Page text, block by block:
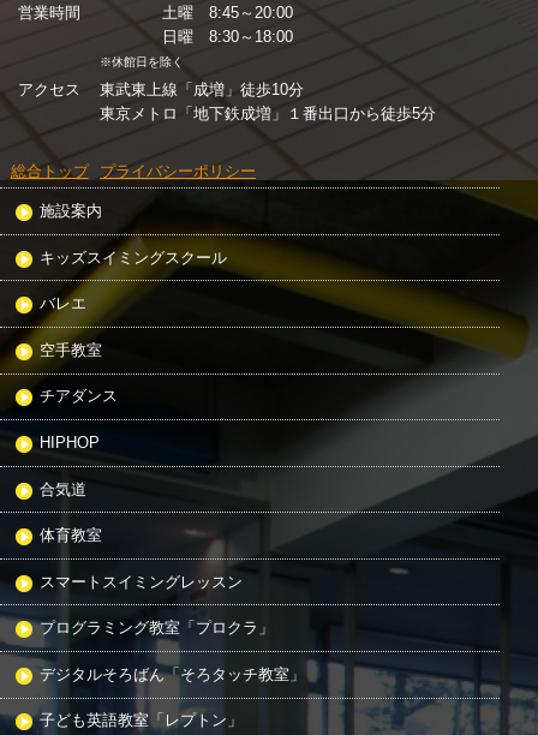
営業時間
土曜 8:45～20:00
日曜 8:30～18:00
※休館日を除く
アクセス
東武東上線「成増」徒歩10分
東京メトロ「地下鉄成増」１番出口から徒歩5分
総合トップ プライバシーポリシー
施設案内
キッズスイミングスクール
バレエ
空手教室
チアダンス
HIPHOP
合気道
体育教室
スマートスイミングレッスン
プログラミング教室「プロクラ」
デジタルそろばん「そろタッチ教室」
子ども英語教室「レプトン」